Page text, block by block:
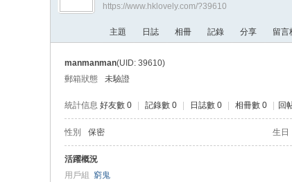
少
https://www.hklovely.com/?39610
主題 日誌 相冊 記錄 分享 留言
manmanman(UID: 39610)
郵箱狀態
未驗證
統計信息 好友數 0 記錄數 0 日誌數 0 相冊數 0 回
性別 保密 生日
活躍概況
用戶組 窮鬼